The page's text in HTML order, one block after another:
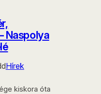
Naspolya
Hírek
kiskora óta